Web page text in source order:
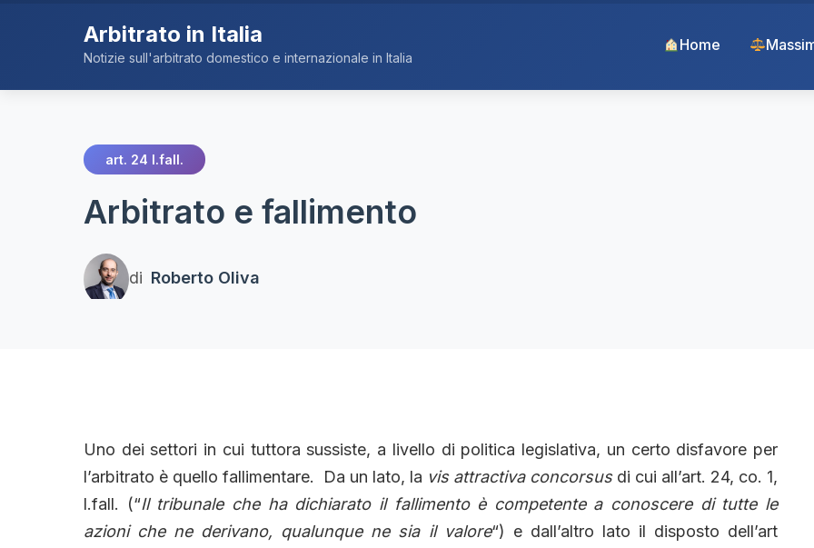
Arbitrato in Italia
Notizie sull'arbitrato domestico e internazionale in Italia
Home
art. 24 l.fall.
Arbitrato e fallimento
di Roberto Oliva
Uno dei settori in cui tuttora sussiste, a livello di politica legislativa, un certo disfavore per
l’arbitrato è quello fallimentare. Da un lato, la vis attractiva concorsusdi cui all’art. 24, co. 1,
l.fall. (“Il tribunale che ha dichiarato il fallimento è competente a conoscere di tutte le
azioni che ne derivano, qualunque ne sia il valore“) e dall’altro lato il disposto dell’art